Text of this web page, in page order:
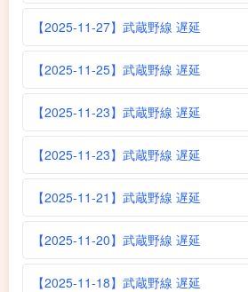
【2025-11-27】武蔵野線 遅延
【2025-11-25】武蔵野線 遅延
【2025-11-23】武蔵野線 遅延
【2025-11-23】武蔵野線 遅延
【2025-11-21】武蔵野線 遅延
【2025-11-20】武蔵野線 遅延
【2025-11-18】武蔵野線 遅延